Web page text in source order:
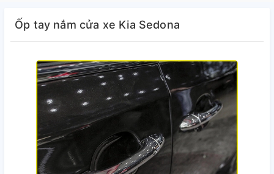
Ốp tay nắm cửa xe Kia Sedona